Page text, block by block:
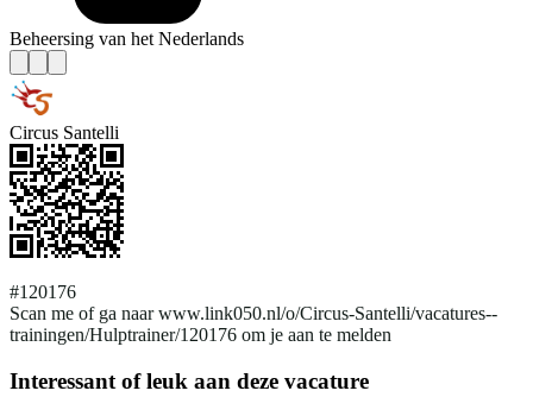
Beheersing van het Nederlands
Circus Santelli
#120176
Scan me of ga naar www.link050.nl/o/Circus-Santelli/vacatures--
trainingen/Hulptrainer/120176 om je aan te melden
Interessant of leuk aan deze vacature